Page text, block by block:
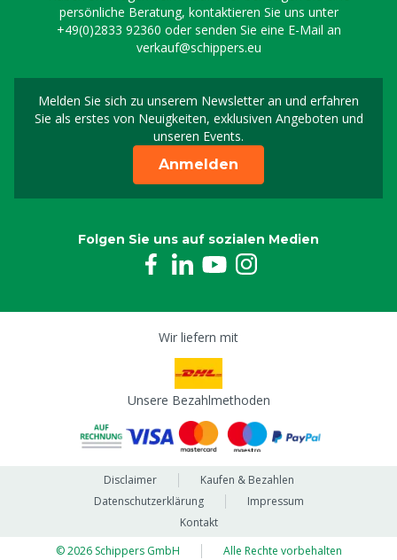
persönliche Beratung, kontaktieren Sie uns unter
+49(0)2833 92360 oder senden Sie eine E-Mail an
verkauf@schippers.eu
Melden Sie sich zu unserem Newsletter an und erfahren
Sie als erstes von Neuigkeiten, exklusiven Angeboten und
unseren Events.
Melden Sie sich für
Anmelden
Folgen Sie uns auf sozialen Medien
Wir liefern mit
Unsere Bezahlmethoden
Disclaimer
Kaufen & Bezahlen
Datenschutzerklärung
Impressum
Kontakt
© 2026 Schippers GmbH
Alle Rechte vorbehalten